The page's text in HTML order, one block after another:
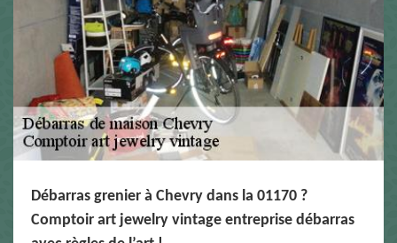
Débarras grenier à Chevry dans la 01170 ?
Comptoir art jewelry vintage entreprise débarras